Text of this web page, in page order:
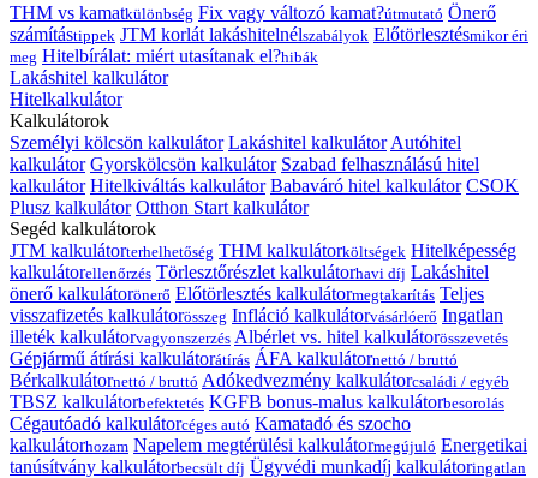
THM vs kamatkülönbség Fix vagy változó kamat?útmutató Önerő
számítástippek JTM korlát lakáshitelnélszabályok Előtörlesztésmikor éri
meg Hitelbírálat: miért utasítanak el?hibák
Lakáshitel kalkulátor
Hitelkalkulátor
Kalkulátorok
Személyi kölcsön kalkulátor Lakáshitel kalkulátor Autóhitel
kalkulátor Gyorskölcsön kalkulátor Szabad felhasználású hitel
kalkulátor Hitelkiváltás kalkulátor Babaváró hitel kalkulátor CSOK
Plusz kalkulátor Otthon Start kalkulátor
Segéd kalkulátorok
JTM kalkulátorterhelhetőség THM kalkulátorköltségek Hitelképesség
kalkulátorellenőrzés Törlesztőrészlet kalkulátorhavi díj Lakáshitel
önerő kalkulátorönerő Előtörlesztés kalkulátormegtakarítás Teljes
visszafizetés kalkulátorösszeg Infláció kalkulátorvásárlóerő Ingatlan
illeték kalkulátorvagyonszerzés Albérlet vs. hitel kalkulátorösszevetés
Gépjármű átírási kalkulátorátírás ÁFA kalkulátornettó / bruttó
Bérkalkulátornettó / bruttó Adókedvezmény kalkulátorcsaládi / egyéb
TBSZ kalkulátorbefektetés KGFB bonus-malus kalkulátorbesorolás
Cégautóadó kalkulátorcéges autó Kamatadó és szocho
kalkulátorhozam Napelem megtérülési kalkulátormegújuló Energetikai
tanúsítvány kalkulátorbecsült díj Ügyvédi munkadíj kalkulátoringatlan